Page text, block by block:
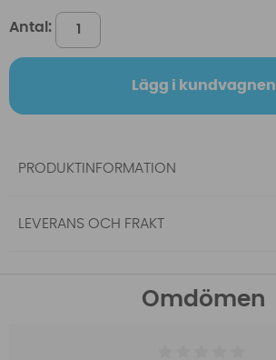
Antal:
Lägg i kundvagnen
PRODUKTINFORMATION
LEVERANS OCH FRAKT
Omdömen